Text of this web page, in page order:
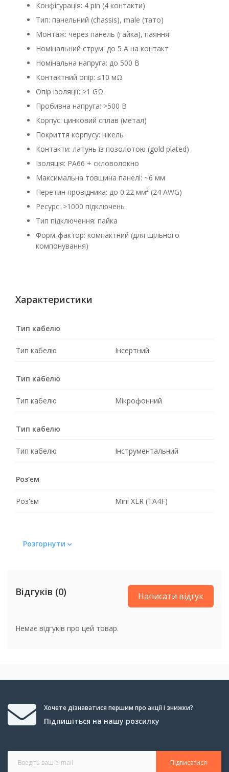
Конфігурація: 4 pin (4 контакти)
Тип: панельний (chassis), male (тато)
Монтаж: через панель (гайка), паяння
Номінальний струм: до 5 А на контакт
Номінальна напруга: до 500 В
Контактний опір: ≤10 мΩ
Опір ізоляції: >1 GΩ
Пробивна напруга: >500 В
Корпус: цинковий сплав (метал)
Покриття корпусу: нікель
Контакти: латунь із позолотою (gold plated)
Ізоляція: PA66 + скловолокно
Максимальна товщина панелі: ~6 мм
Перетин провідника: до 0.22 мм² (24 AWG)
Ресурс: >1000 підключень
Тип підключення: пайка
Форм-фактор: компактний (для щільного
компонування)
Характеристики
Тип кабелю
Тип кабелю Інсертний
Тип кабелю
Тип кабелю Мікрофонний
Тип кабелю
Тип кабелю Інструментальний
Роз'єм
Роз'єм Mini XLR (TA4F)
Розгорнути
Відгуків (0) Написати відгук
Немає відгуків про цей товар.
Хочете дізнаватися першим про акції і знижки?
Підпишіться на нашу розсилку
Підписатися